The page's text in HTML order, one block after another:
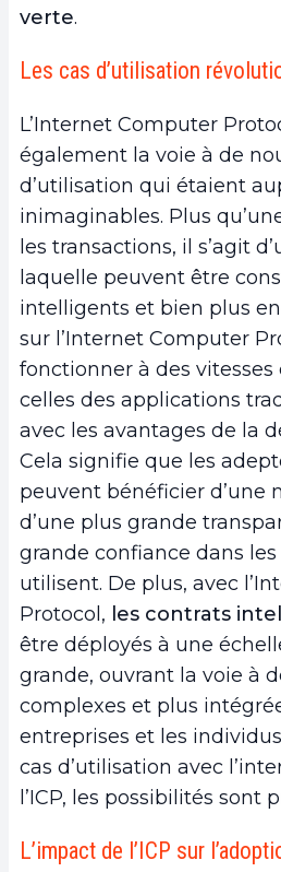
verte.
Les cas d’utilisation
L’Internet Computer
également la voie à de
d’utilisation qui étaient
inimaginables. Plus
les transactions, il s’agit
laquelle peuvent être
intelligents et bien plus
sur l’Internet Computer
fonctionner à des vitesses
celles des applications
avec les avantages de la
Cela signifie que les
peuvent bénéficier d’une
d’une plus grande
grande confiance dans
utilisent. De plus, avec
Protocol, les contrats
être déployés à une
grande, ouvrant la voie à
complexes et plus
entreprises et les
cas d’utilisation avec
l’ICP, les possibilités sont
L’impact de l’ICP sur